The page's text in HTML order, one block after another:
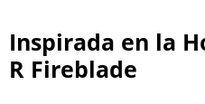
Inspirada en la
R Fireblade